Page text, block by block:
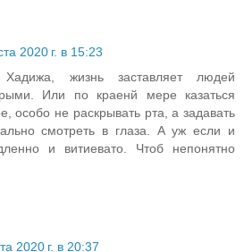
2020 г. в 15:23
жизнь заставляет людей
Или по краенй мере казаться
особо не раскрывать рта, а задавать
смотреть в глаза. А уж если и
и витиевато. Чтоб непонятно
2020 г. в 20:37